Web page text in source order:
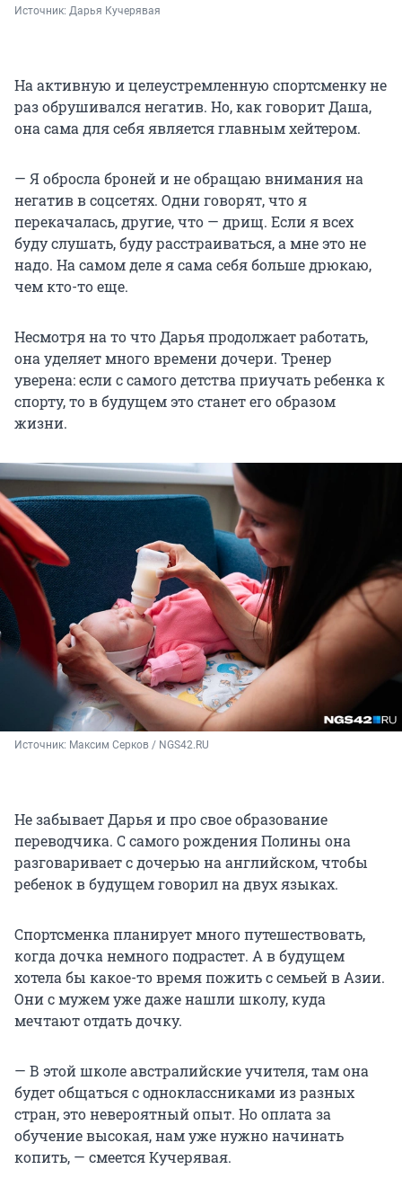
Источник: Дарья Кучерявая
На активную и целеустремленную спортсменку не
раз обрушивался негатив. Но, как говорит Даша,
она сама для себя является главным хейтером.
— Я обросла броней и не обращаю внимания на
негатив в соцсетях. Одни говорят, что я
перекачалась, другие, что — дрищ. Если я всех
буду слушать, буду расстраиваться, а мне это не
надо. На самом деле я сама себя больше дрюкаю,
чем кто-то еще.
Несмотря на то что Дарья продолжает работать,
она уделяет много времени дочери. Тренер
уверена: если с самого детства приучать ребенка к
спорту, то в будущем это станет его образом
жизни.
Источник: Максим Серков / NGS42.RU
Не забывает Дарья и про свое образование
переводчика. С самого рождения Полины она
разговаривает с дочерью на английском, чтобы
ребенок в будущем говорил на двух языках.
Спортсменка планирует много путешествовать,
когда дочка немного подрастет. А в будущем
хотела бы какое-то время пожить с семьей в Азии.
Они с мужем уже даже нашли школу, куда
мечтают отдать дочку.
— В этой школе австралийские учителя, там она
будет общаться с одноклассниками из разных
стран, это невероятный опыт. Но оплата за
обучение высокая, нам уже нужно начинать
копить, — смеется Кучерявая.